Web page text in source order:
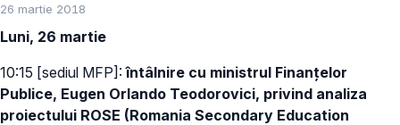
26 martie 2018
Luni, 26 martie
10:15 [sediul MFP]:întâlnire cu ministrul Finanțelor
Publice, Eugen Orlando Teodorovici, privind analiza
proiectului ROSE (Romania Secondary Education